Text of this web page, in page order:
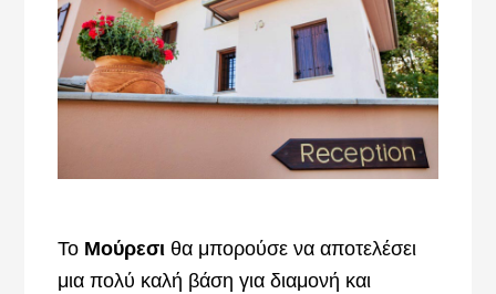
Το Μούρεσι θα μπορούσε να αποτελέσει
μια πολύ καλή βάση για διαμονή και